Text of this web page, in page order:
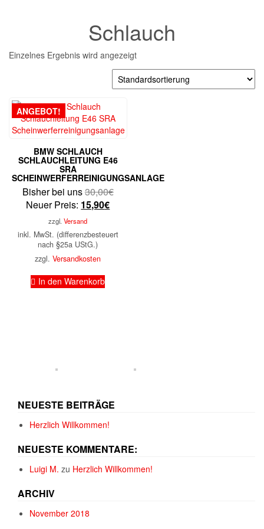
Schlauch
Einzelnes Ergebnis wird angezeigt
ANGEBOT!
BMW SCHLAUCH
SCHLAUCHLEITUNG E46
SRA
SCHEINWERFERREINIGUNGSANLAGE
Bisher bei uns30,00€Ursprünglicher
30,00€
Neuer Preis: 15,90€Aktueller
ist:
zzgl.Versand
inkl. MwSt. (differenzbesteuert
nach §25a UStG.)
zzgl.Versandkosten
In den Warenkorb
NEUESTE BEITRÄGE
Herzlich Willkommen!
NEUESTE KOMMENTARE:
Luigi M. zu Herzlich Willkommen!
ARCHIV
November 2018